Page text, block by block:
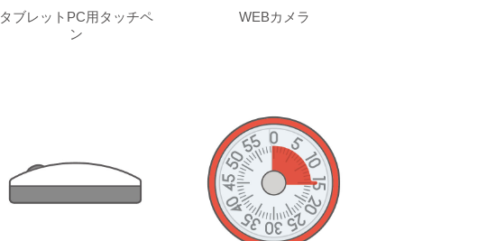
タブレットPC用タッチペ
ン
WEBカメラ